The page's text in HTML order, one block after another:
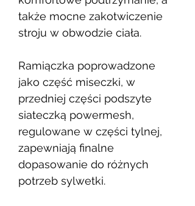
także mocne zakotwiczenie
stroju w obwodzie ciała.
Ramiączka poprowadzone
jako część miseczki, w
przedniej części podszyte
siateczką powermesh,
regulowane w części tylnej,
zapewniają finalne
dopasowanie do różnych
potrzeb sylwetki.